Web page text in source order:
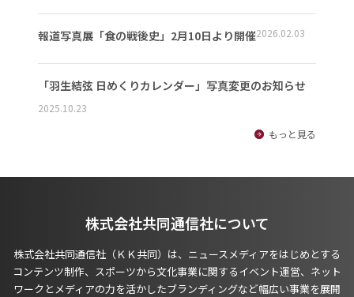
報道写真展「食の戦後史」2月10日より開催2026.02.03
「羽生結弦 日めくりカレンダー」写真変更のお知らせ
2025.10.23
もっと見る
株式会社共同通信社について
株式会社共同通信社（ＫＫ共同）は、ニュースメディアをはじめとする
コンテンツ制作、スポーツから文化事業に関するイベント運営、ネット
ワークとメディアの力を活かしたブランディングなど幅広い事業を展開